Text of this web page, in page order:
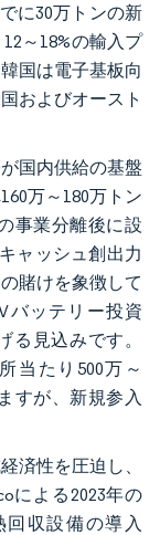
に30万トンの新
～18%の輸入プ
国は電子基板向
およびオースト
国内供給の基盤
万～180万トン
事業分離後に設
ャッシュ創出力
賭けを象徴して
バッテリー投資
る見込みです。
当たり500万～
すが、新規参入
済性を圧迫し、
による2023年の
回収設備の導入